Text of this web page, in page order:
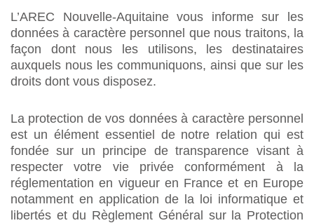
L’AREC Nouvelle-Aquitaine vous informe sur les
données à caractère personnel que nous traitons, la
façon dont nous les utilisons, les destinataires
auxquels nous les communiquons, ainsi que sur les
droits dont vous disposez.
La protection de vos données à caractère personnel
est un élément essentiel de notre relation qui est
fondée sur un principe de transparence visant à
respecter votre vie privée conformément à la
réglementation en vigueur en France et en Europe
notamment en application de la loi informatique et
libertés et du Règlement Général sur la Protection